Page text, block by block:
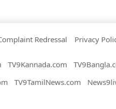
Redressal Privacy
TV9Kannada.com
TV9TamilNews.com